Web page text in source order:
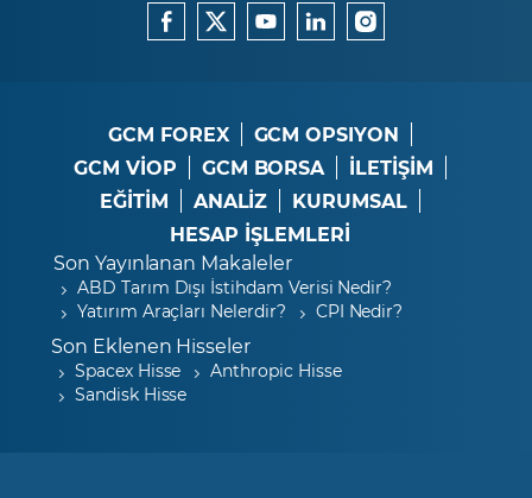
GCM FOREX
GCM OPSIYON
GCM VİOP
GCM BORSA
İLETİŞİM
EĞİTİM
ANALİZ
KURUMSAL
HESAP İŞLEMLERİ
Son Yayınlanan Makaleler
ABD Tarım Dışı İstihdam Verisi Nedir?
Yatırım Araçları Nelerdir?
CPI Nedir?
Son Eklenen Hisseler
Spacex Hisse
Anthropic Hisse
Sandisk Hisse